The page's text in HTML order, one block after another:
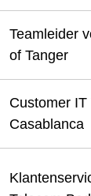
Teamleider
of Tanger
Customer
Casablanca